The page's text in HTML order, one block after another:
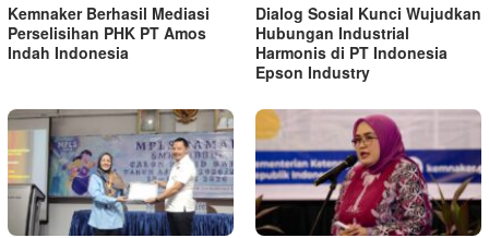
Kemnaker Berhasil Mediasi
Perselisihan PHK PT Amos
Indah Indonesia
Dialog Sosial Kunci Wujudkan
Hubungan Industrial
Harmonis di PT Indonesia
Epson Industry